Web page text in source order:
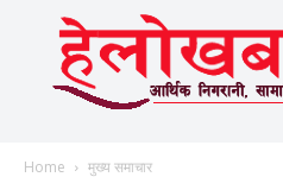
Home मुख्य समाचार